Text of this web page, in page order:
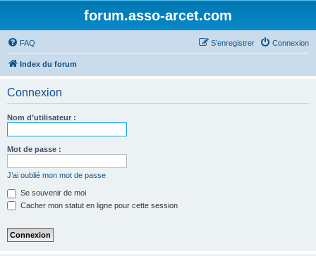
forum.asso-arcet.com
FAQ Connexion
S’enregistrer
Index du forum
Connexion
Nom d’utilisateur :
Mot de passe :
J’ai oublié mon mot de passe
Se souvenir de moi
Cacher mon statut en ligne pour cette session